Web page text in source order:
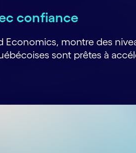
confiance
montre des
sont prêtes à